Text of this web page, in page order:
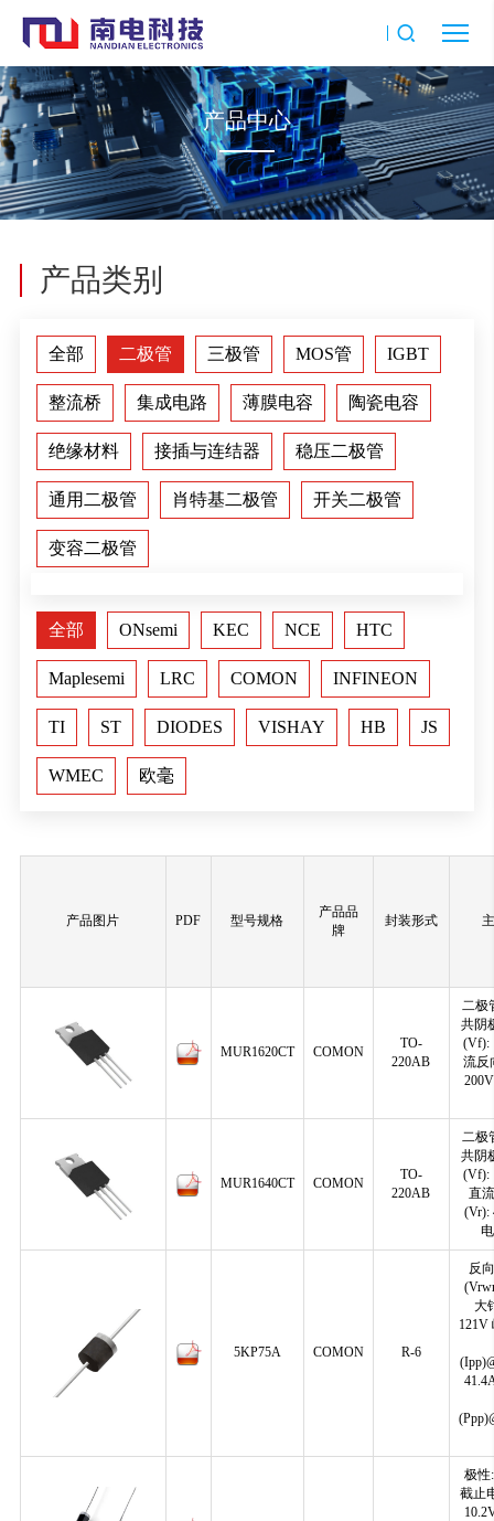
产品中心
产品类别
全部 二极管 三极管 MOS管 IGBT
整流桥 集成电路 薄膜电容 陶瓷电容
绝缘材料 接插与连结器 稳压二极管
通用二极管 肖特基二极管 开关二极管
变容二极管
全部 ONsemi KEC NCE HTC
Maplesemi LRC COMON INFINEON
TI ST DIODES VISHAY HB JS
WMEC 欧毫
产品图片 PDF 型号规格
产品品
牌
封装形式
MUR1620CT COMON
TO-
220AB
二极
共阴
(Vf):
流反
MUR1640CT COMON
TO-
220AB
二极
共阴
(Vf):
直
(Vr):
5KP75A COMON R-6
反
大
121V
极性
截止